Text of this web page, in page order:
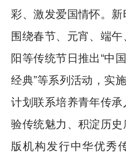
彩、激发爱国情怀。
围绕春节、元宵、端
阳等传统节日推出“中
经典”等系列活动，实
计划联系培养青年传
验传统魅力、积淀历
版机构发行中华优秀